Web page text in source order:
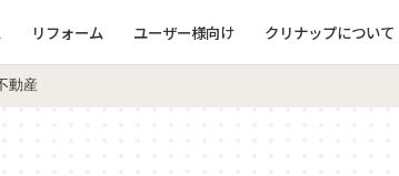
リフォーム ユーザー様向け クリナップについて
産